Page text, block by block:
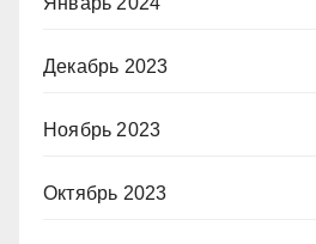
Декабрь 2023
Ноябрь 2023
Октябрь 2023